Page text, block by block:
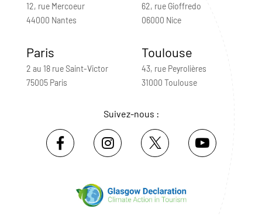
12, rue Mercoeur
44000 Nantes
62, rue Gioffredo
06000 Nice
Paris
2 au 18 rue Saint-Victor
75005 Paris
Toulouse
43, rue Peyrolières
31000 Toulouse
Suivez-nous :